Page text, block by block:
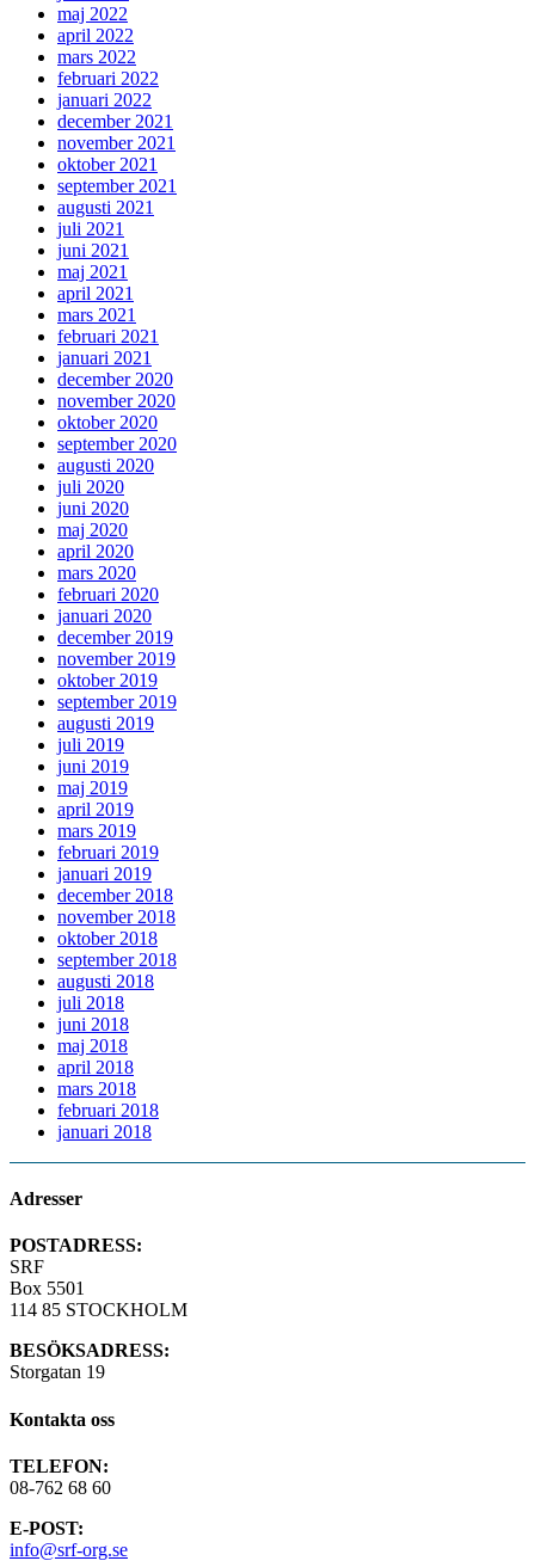
maj 2022
april 2022
mars 2022
februari 2022
januari 2022
december 2021
november 2021
oktober 2021
september 2021
augusti 2021
juli 2021
juni 2021
maj 2021
april 2021
mars 2021
februari 2021
januari 2021
december 2020
november 2020
oktober 2020
september 2020
augusti 2020
juli 2020
juni 2020
maj 2020
april 2020
mars 2020
februari 2020
januari 2020
december 2019
november 2019
oktober 2019
september 2019
augusti 2019
juli 2019
juni 2019
maj 2019
april 2019
mars 2019
februari 2019
januari 2019
december 2018
november 2018
oktober 2018
september 2018
augusti 2018
juli 2018
juni 2018
maj 2018
april 2018
mars 2018
februari 2018
januari 2018
Adresser
POSTADRESS:
SRF
Box 5501
114 85 STOCKHOLM
BESÖKSADRESS:
Storgatan 19
Kontakta oss
TELEFON:
08-762 68 60
E-POST:
info@srf-org.se